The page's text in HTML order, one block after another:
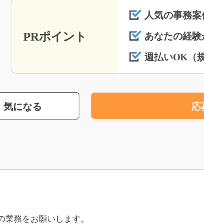
PRポイント
人気の事務案
あなたの経験
週払いOK（
気になる 応
務をお願いします。